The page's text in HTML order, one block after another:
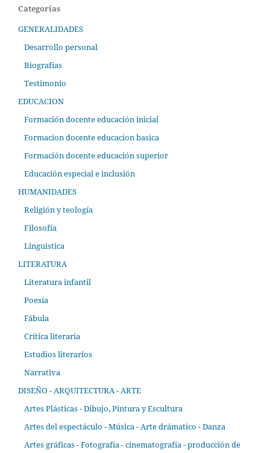
Categorías
GENERALIDADES
Desarrollo personal
Biografías
Testimonio
EDUCACION
Formación docente educación inicial
Formacion docente educacion basica
Formación docente educación superior
Educación especial e inclusión
HUMANIDADES
Religión y teología
Filosofía
Linguistica
LITERATURA
Literatura infantil
Poesía
Fábula
Crítica literaria
Estudios literarios
Narrativa
DISEÑO - ARQUITECTURA - ARTE
Artes Plásticas - Dibujo, Pintura y Escultura
Artes del espectáculo - Música - Arte drámatico - Danza
Artes gráficas - Fotografía - cinematografía - producción de